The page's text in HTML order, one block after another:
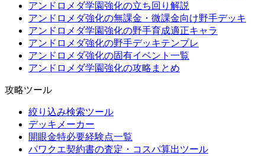
アンドロメダ学園強化の立ち回り解説
アンドロメダ強化の無課金・微課金向け野手デッキ
アンドロメダ学園強化の野手育成適正キャラ
アンドロメダ強化の野手デッキテンプレ
アンドロメダ強化の固有イベント一覧
アンドロメダ学園強化の攻略まとめ
攻略ツール
絞り込み検索ツール
デッキメーカー
開眼金特必要経験点一覧
パワクエ契約書の査定・コスパ算出ツール